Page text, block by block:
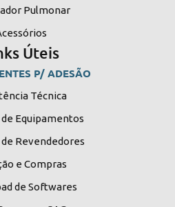
Pulmonar
Úteis
P/ ADESÃO
Técnica
Equipamentos
Revendedores
e Compras
de Softwares